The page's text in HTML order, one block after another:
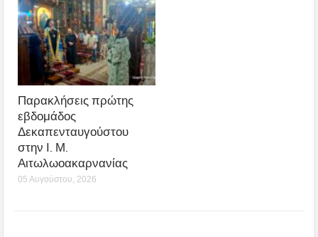
Παρακλήσεις πρώτης
εβδομάδος
Δεκαπενταυγούστου
στην Ι. Μ.
Αιτωλωοακαρνανίας
05 Αυγούστου, 2026